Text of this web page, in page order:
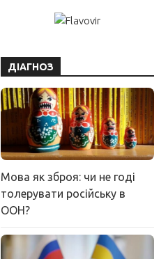
ДІАГНОЗ
Мова як зброя: чи не годі
толерувати російську в
ООН?